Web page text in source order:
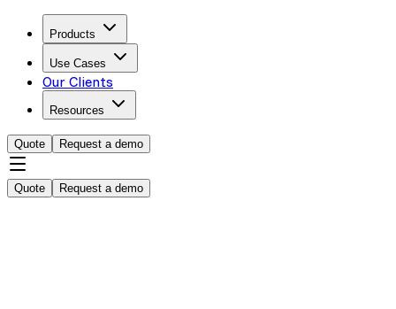
Products
Use Cases
Our Clients
Resources
Quote Request a demo
Quote Request a demo